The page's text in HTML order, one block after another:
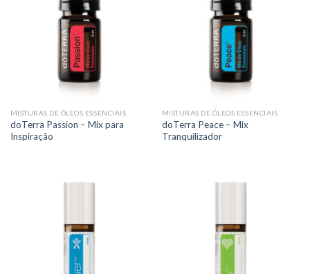
MISTURAS DE ÓLEOS ESSENCIAIS
doTerra Passion – Mix para
Inspiração
MISTURAS DE ÓLEOS ESSENCIAIS
doTerra Peace – Mix
Tranquilizador